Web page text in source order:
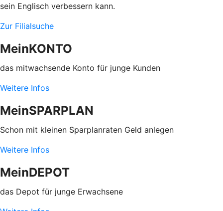
sein Englisch verbessern kann.
Zur Filialsuche
MeinKONTO
das mitwachsende Konto für junge Kunden
Weitere Infos
MeinSPARPLAN
Schon mit kleinen Sparplanraten Geld anlegen
Weitere Infos
MeinDEPOT
das Depot für junge Erwachsene